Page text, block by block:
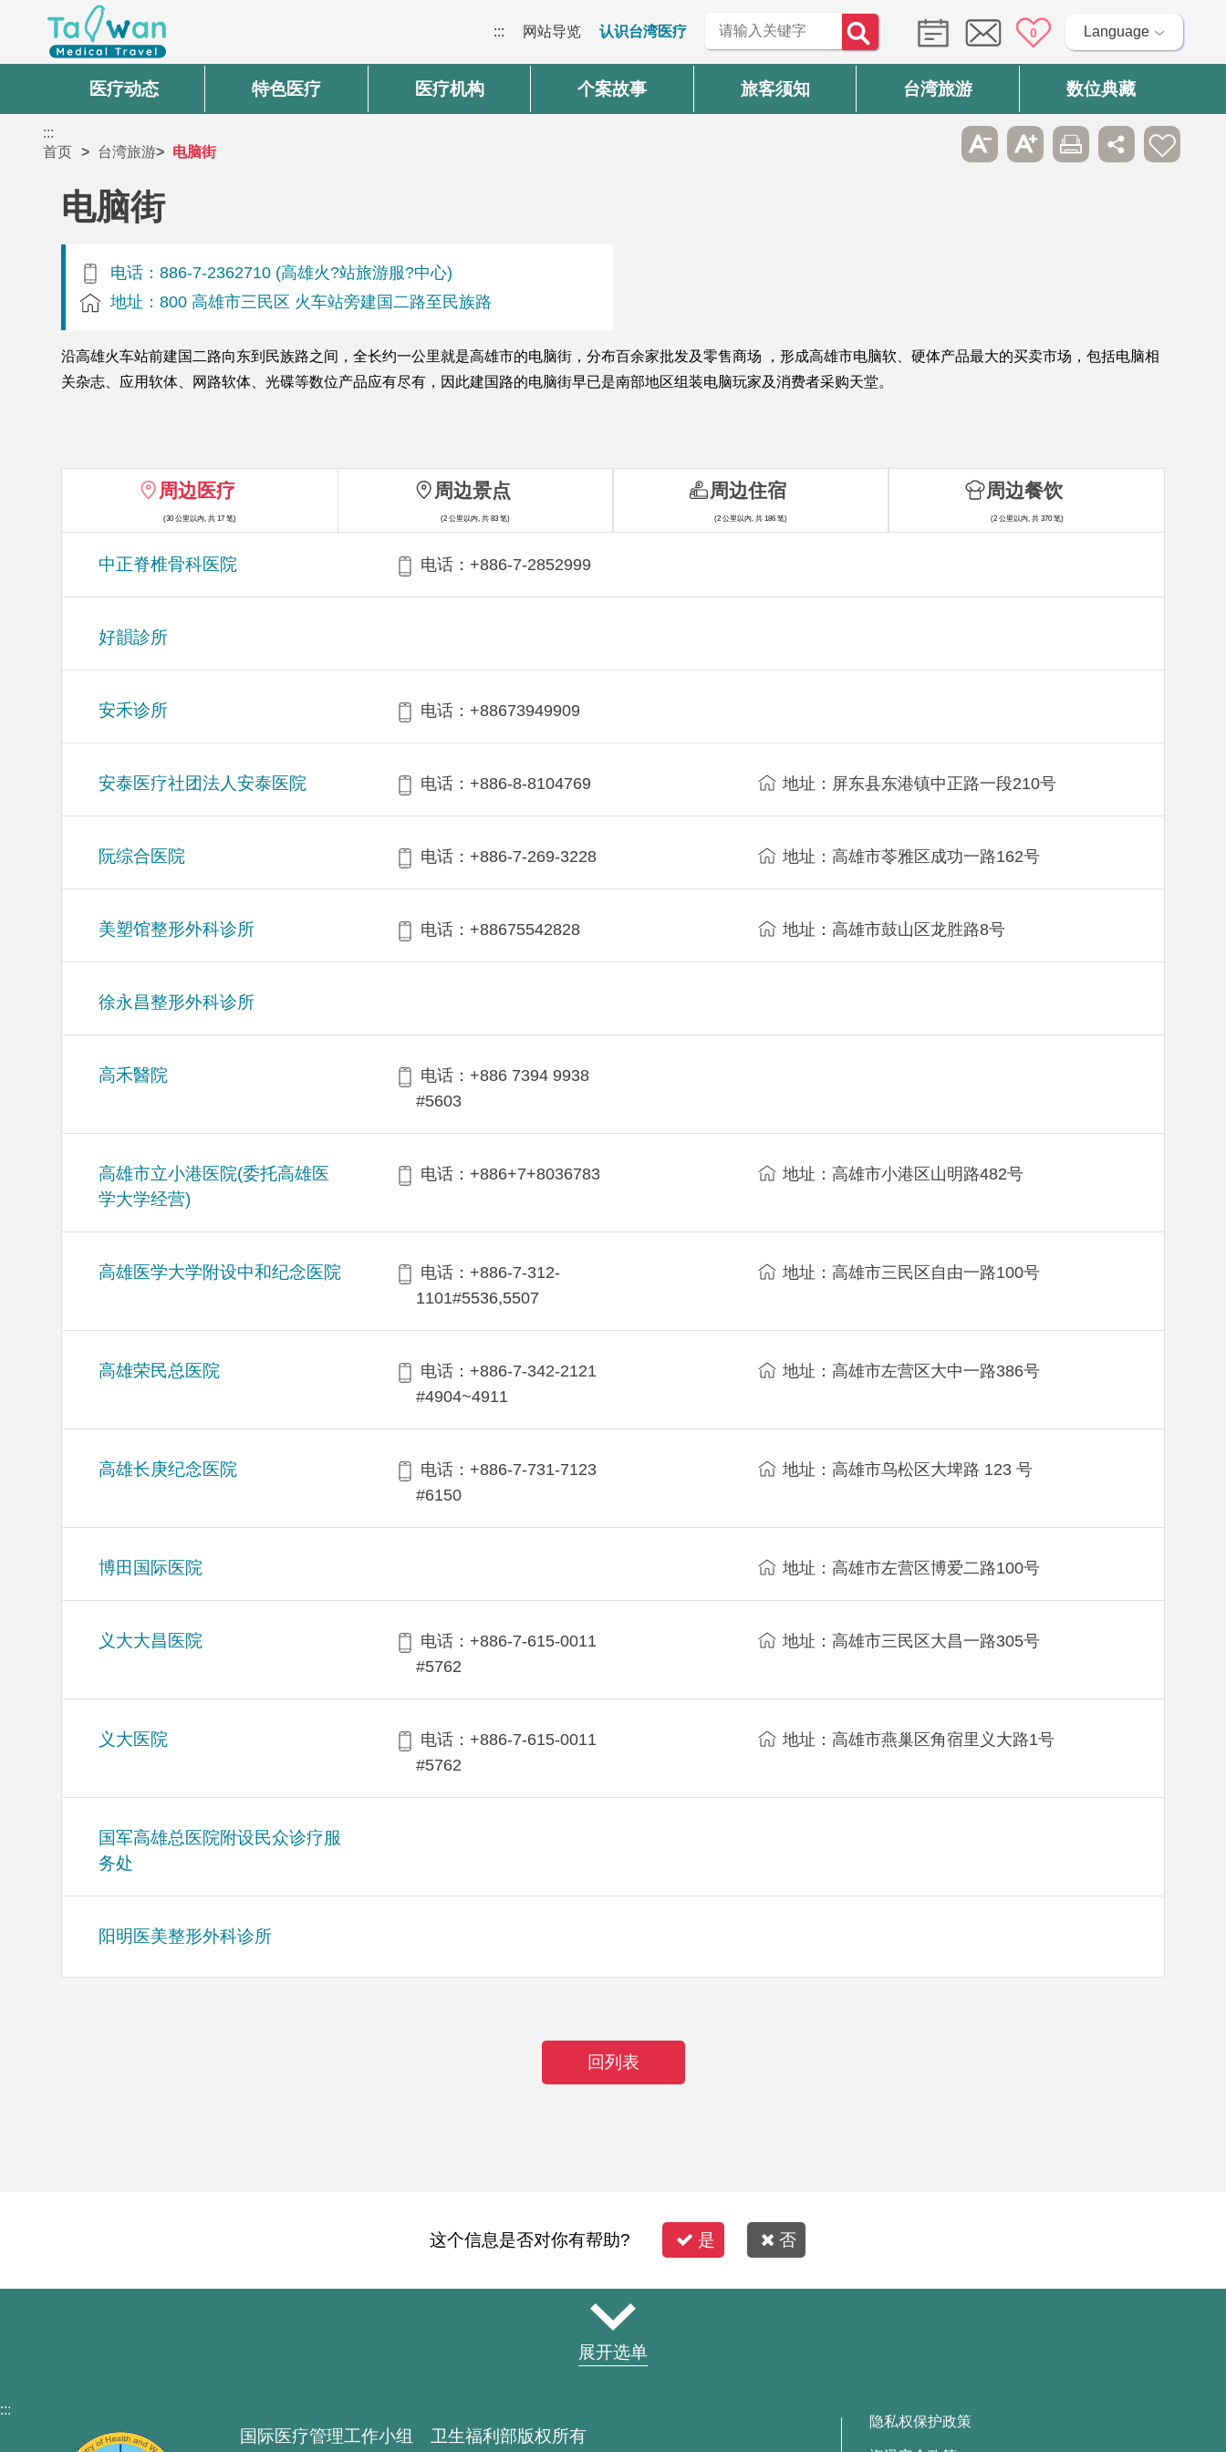
::: 网站导览 认识台湾医疗 0 Language
医疗动态 特色医疗 医疗机构 个案故事 旅客须知 台湾旅游 数位典藏
:::
首页
台湾旅游 电脑街
电脑街
电话：886-7-2362710 (高雄火?站旅游服?中心)
地址：800 高雄市三民区 火车站旁建国二路至民族路
沿高雄火车站前建国二路向东到民族路之间，全长约一公里就是高雄市的电脑街，分布百余家批发及零售商场 ，形成高雄市电脑软、硬体产品最大的买卖市场，包括电脑相
关杂志、应用软体、网路软体、光碟等数位产品应有尽有，因此建国路的电脑街早已是南部地区组装电脑玩家及消费者采购天堂。
周边医疗
(30 公里以内, 共 17 笔)
中正脊椎骨科医院 电话：+886-7-2852999
好韻診所
安禾诊所 电话：+88673949909
安泰医疗社团法人安泰医院 电话：+886-8-8104769 地址：屏东县东港镇中正路一段210号
阮综合医院 电话：+886-7-269-3228 地址：高雄市苓雅区成功一路162号
美塑馆整形外科诊所 电话：+88675542828 地址：高雄市鼓山区龙胜路8号
徐永昌整形外科诊所
高禾醫院
电话：+886 7394 9938
#5603
高雄市立小港医院(委托高雄医
学大学经营)
电话：+886+7+8036783 地址：高雄市小港区山明路482号
高雄医学大学附设中和纪念医院
电话：+886-7-312-
1101#5536,5507
地址：高雄市三民区自由一路100号
高雄荣民总医院
电话：+886-7-342-2121
#4904~4911
地址：高雄市左营区大中一路386号
高雄长庚纪念医院
电话：+886-7-731-7123
#6150
地址：高雄市鸟松区大埤路 123 号
博田国际医院 地址：高雄市左营区博爱二路100号
义大大昌医院
电话：+886-7-615-0011
#5762
地址：高雄市三民区大昌一路305号
义大医院
电话：+886-7-615-0011
#5762
地址：高雄市燕巢区角宿里义大路1号
国军高雄总医院附设民众诊疗服
务处
阳明医美整形外科诊所
周边景点
(2 公里以内, 共 83 笔)
周边住宿
(2 公里以内, 共 186 笔)
周边餐饮
(2 公里以内, 共 370 笔)
回列表
这个信息是否对你有帮助? 是 否
展开选单
:::
国际医疗管理工作小组 卫生福利部版权所有
隐私权保护政策